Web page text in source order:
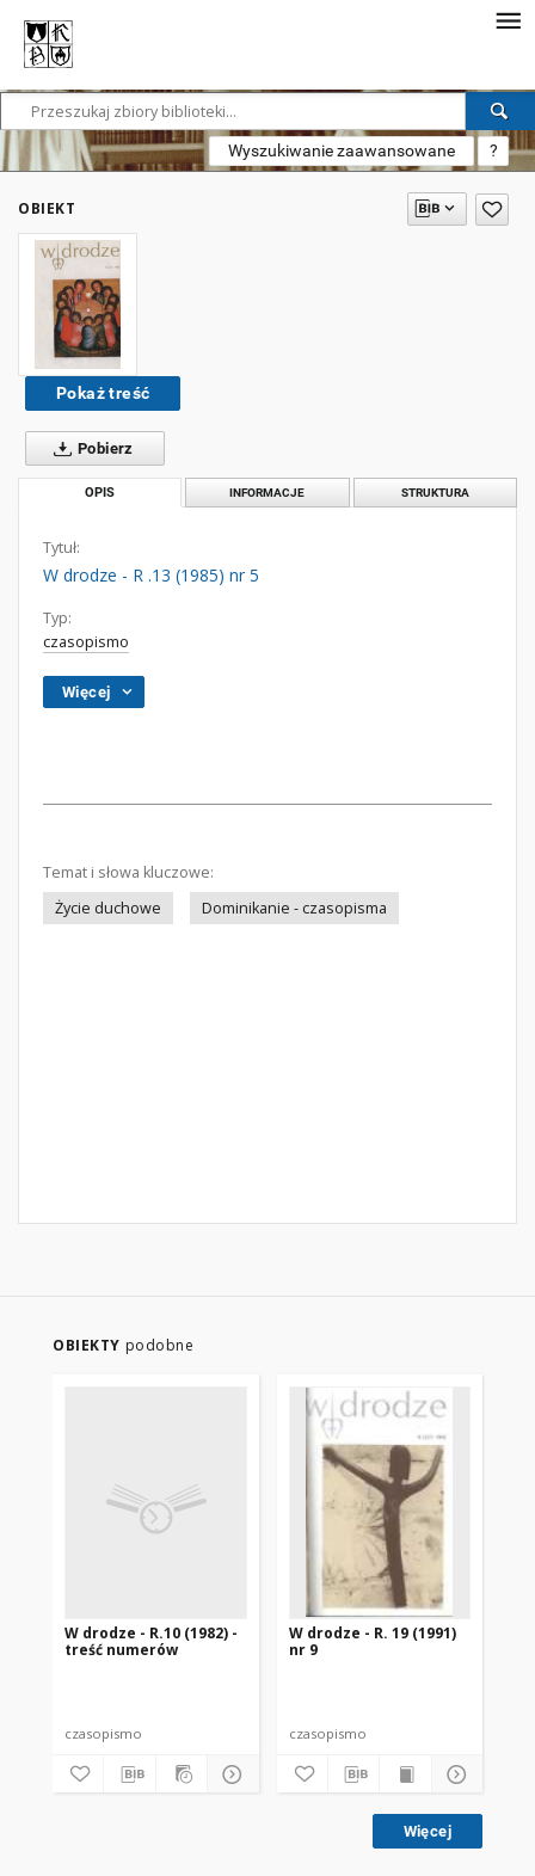
Wyszukiwanie zaawansowane ?
OBIEKT
Pokaż treść
Pobierz
OPIS INFORMACJE STRUKTURA
Tytuł:
W drodze - R .13 (1985) nr 5
Typ:
czasopismo
Więcej
Temat i słowa kluczowe:
Życie duchowe
Dominikanie - czasopisma
OBIEKTY podobne
W drodze - R.10 (1982) -
treść numerów
czasopismo
W drodze - R. 19 (1991)
nr 9
czasopismo
Więcej